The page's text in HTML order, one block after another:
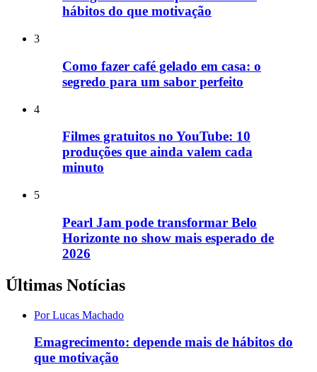
hábitos do que motivação
3
Como fazer café gelado em casa: o
segredo para um sabor perfeito
4
Filmes gratuitos no YouTube: 10
produções que ainda valem cada
minuto
5
Pearl Jam pode transformar Belo
Horizonte no show mais esperado de
2026
Últimas Notícias
Por Lucas Machado
Emagrecimento: depende mais de hábitos do
que motivação